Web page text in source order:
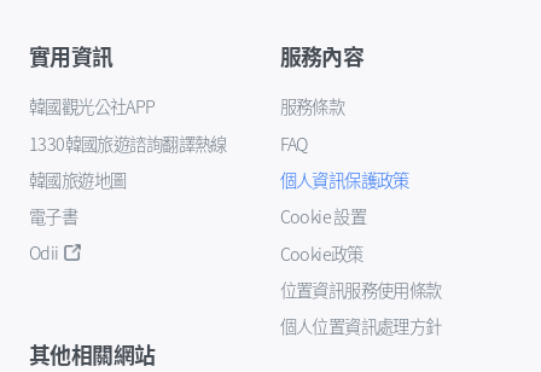
實用資訊
韓國觀光公社APP
1330韓國旅遊諮詢翻譯熱線
韓國旅遊地圖
電子書
Odii
服務內容
服務條款
FAQ
個人資訊保護政策
Cookie 設置
Cookie政策
位置資訊服務使用條款
個人位置資訊處理方針
其他相關網站